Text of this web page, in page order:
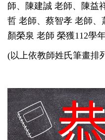
師、陳建誠 老師、陳益
哲 老師、蔡智孝 老師、
顏榮泉 老師 榮獲112學
(以上依教師姓氏筆畫排